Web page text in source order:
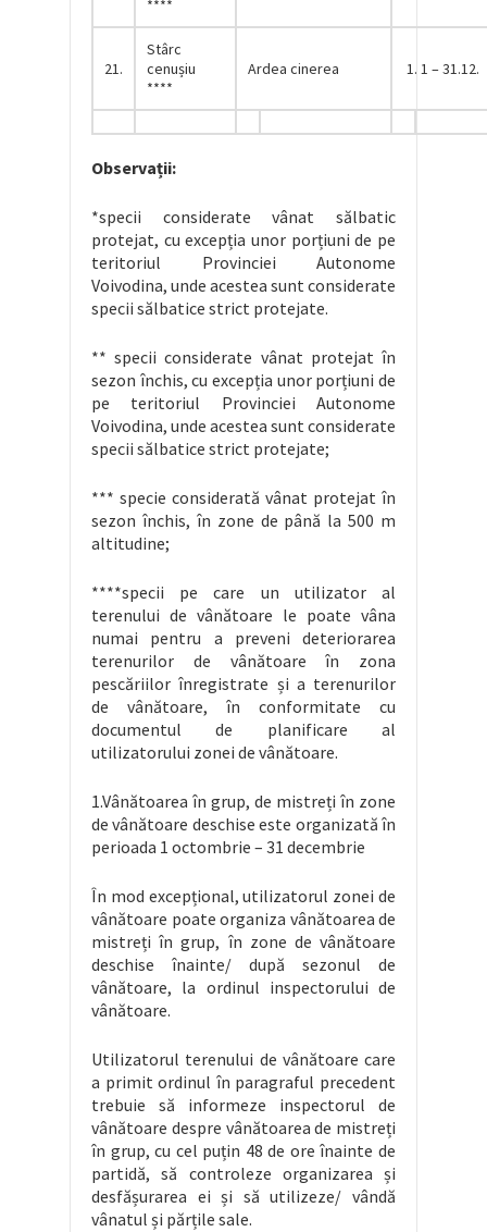
****
21.
Stârc
cenușiu
****
Ardea cinerea 1. 1 – 31.12.
Observații:
*specii considerate vânat sălbatic
protejat, cu excepția unor porțiuni de pe
teritoriul Provinciei Autonome
Voivodina, unde acestea sunt considerate
specii sălbatice strict protejate.
** specii considerate vânat protejat în
sezon închis, cu excepția unor porțiuni de
pe teritoriul Provinciei Autonome
Voivodina, unde acestea sunt considerate
specii sălbatice strict protejate;
*** specie considerată vânat protejat în
sezon închis, în zone de până la 500 m
altitudine;
****specii pe care un utilizator al
terenului de vânătoare le poate vâna
numai pentru a preveni deteriorarea
terenurilor de vânătoare în zona
pescăriilor înregistrate și a terenurilor
de vânătoare, în conformitate cu
documentul de planificare al
utilizatorului zonei de vânătoare.
1.Vânătoarea în grup, de mistreți în zone
de vânătoare deschise este organizată în
perioada 1 octombrie – 31 decembrie
În mod excepțional, utilizatorul zonei de
vânătoare poate organiza vânătoarea de
mistreți în grup, în zone de vânătoare
deschise înainte/ după sezonul de
vânătoare, la ordinul inspectorului de
vânătoare.
Utilizatorul terenului de vânătoare care
a primit ordinul în paragraful precedent
trebuie să informeze inspectorul de
vânătoare despre vânătoarea de mistreți
în grup, cu cel puțin 48 de ore înainte de
partidă, să controleze organizarea și
desfășurarea ei și să utilizeze/ vândă
vânatul și părțile sale.